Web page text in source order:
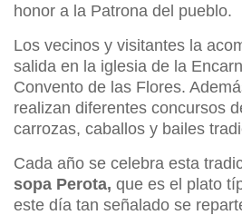
honor a la Patrona del pueblo.
Los vecinos y visitantes la
salida en la iglesia de la
Convento de las Flores.
realizan diferentes concursos
carrozas, caballos y bailes
Cada año se celebra esta
sopa Perota, que es el plato
este día tan señalado se